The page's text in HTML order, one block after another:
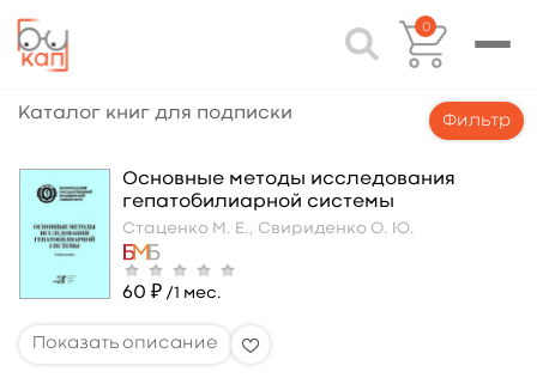
0
Каталог книг для подписки Фильтр
Основные методы исследования
гепатобилиарной системы
Стаценко М. Е., Свириденко О. Ю.
60 ₽ /1 мес.